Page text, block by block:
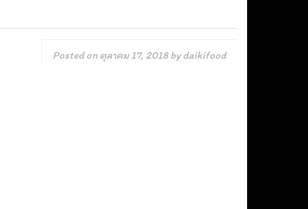
Posted onตุลาคม 17, 2018bydaikifood